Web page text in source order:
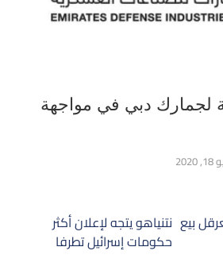
لجمارك دبي في مواجهة
نتنياهو يتجه لإعلان أكثر
حكومات إسرائيل تطرفا
بيع